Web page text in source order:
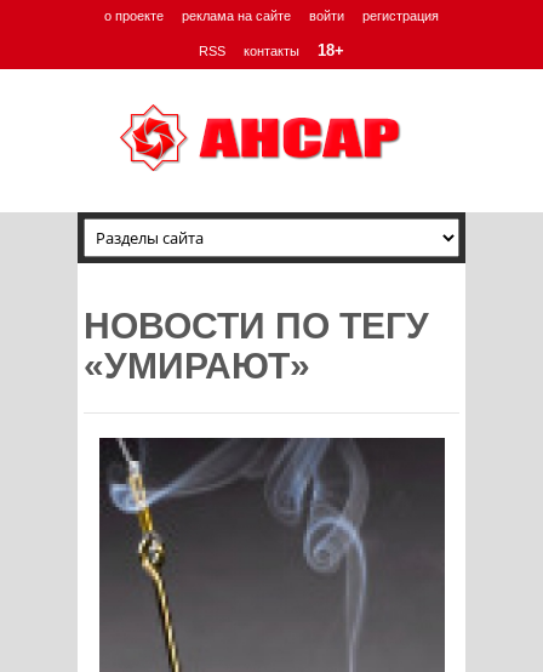
о проекте реклама на сайте войти регистрация
RSS контакты 18+
НОВОСТИ ПО ТЕГУ
«УМИРАЮТ»